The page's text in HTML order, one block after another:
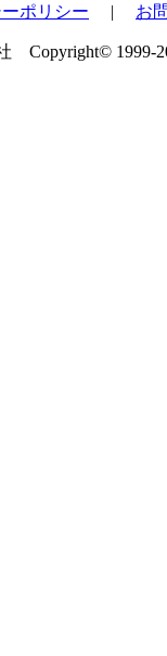
ポリシー | お
Copyright© 1999-